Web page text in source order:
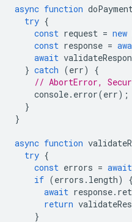
async function
try {
const request = new
const response =
await
} catch (err)
{
// AbortError,
console. error(err);
}
}
async function
try {
const errors = await
if (errors . length)
{
await response.
return
}